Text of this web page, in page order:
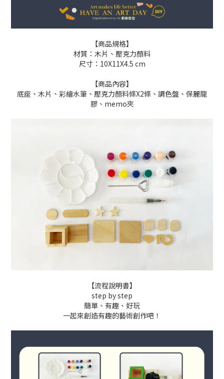
【商品規格】
材質：木片、壓克力顏料
尺寸：10X11X4.5 cm
【商品內容】
底座、木片、彩繪水筆、壓克力顏料條X2條、調色盤、保麗龍
膠、memo夾
【流程說明書】
step by step
簡單、有趣、好玩
一起來創造有趣的藝術創作吧！